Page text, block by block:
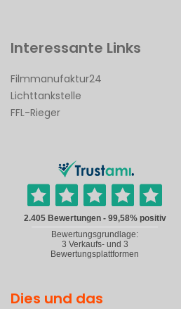
Interessante Links
Filmmanufaktur24
Lichttankstelle
FFL-Rieger
Dies und das